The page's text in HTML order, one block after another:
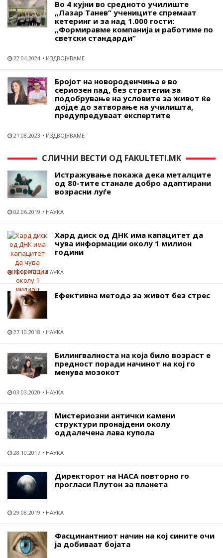
Во 4 кујни во средното училиште
„Лазар Танев“ учениците спремаат
кетеринг и за над 1.000 гости:
„Формиравме компанија и работиме по
светски стандарди“
22.04.2024 ИЗДВОЈУВАМЕ
Бројот на новороденчиња е во
сериозен пад, без стратегии за
подобрување на условите за живот ќе
дојде до затворање на училишта,
предупредуваат експертите
21.08.2023 ИЗДВОЈУВАМЕ
СЛИЧНИ ВЕСТИ ОД FAKULTETI.MK
Истражување покажа дека металците
од 80-тите станале добро адаптирани
возрасни луѓе
02.06.2019 НАУКА
Хард диск од ДНК има капацитет да
чува информации околу 1 милион
години
26.02.2015 НАУКА
Ефективна метода за живот без стрес
27.10.2018 НАУКА
Билингвалноста на која било возраст е
предност поради начинот на кој го
менува мозокот
03.03.2020 НАУКА
Мистериозни антички камени
структури пронајдени околу
оддалечена лава купола
28.10.2017 НАУКА
Директорот на НАСА повторно го
прогласи Плутон за планета
29.08.2019 НАУКА
Фасцинантниот начин на кој сините очи
ја добиваат бојата